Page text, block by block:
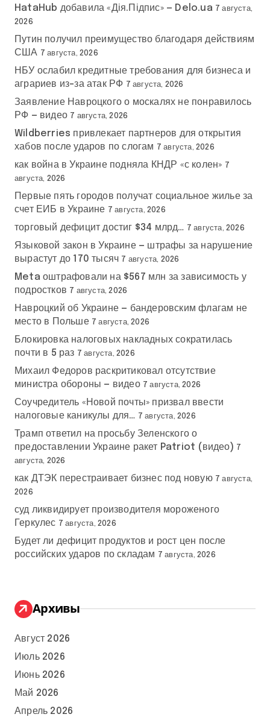
HataHub добавила «Дія.Підпис» — Delo.ua 7 августа,
2026
Путин получил преимущество благодаря действиям
США 7 августа, 2026
НБУ ослабил кредитные требования для бизнеса и
аграриев из-за атак РФ 7 августа, 2026
Заявление Навроцкого о москалях не понравилось
РФ — видео 7 августа, 2026
Wildberries привлекает партнеров для открытия
хабов после ударов по слогам 7 августа, 2026
как война в Украине подняла КНДР «с колен» 7
августа, 2026
Первые пять городов получат социальное жилье за
счет ЕИБ в Украине 7 августа, 2026
торговый дефицит достиг $34 млрд… 7 августа, 2026
Языковой закон в Украине — штрафы за нарушение
вырастут до 170 тысяч 7 августа, 2026
Meta оштрафовали на $567 млн за зависимость у
подростков 7 августа, 2026
Навроцкий об Украине — бандеровским флагам не
место в Польше 7 августа, 2026
Блокировка налоговых накладных сократилась
почти в 5 раз 7 августа, 2026
Михаил Федоров раскритиковал отсутствие
министра обороны — видео 7 августа, 2026
Соучредитель «Новой почты» призвал ввести
налоговые каникулы для… 7 августа, 2026
Трамп ответил на просьбу Зеленского о
предоставлении Украине ракет Patriot (видео) 7
августа, 2026
как ДТЭК перестраивает бизнес под новую 7 августа,
2026
суд ликвидирует производителя мороженого
Геркулес 7 августа, 2026
Будет ли дефицит продуктов и рост цен после
российских ударов по складам 7 августа, 2026
Архивы
Август 2026
Июль 2026
Июнь 2026
Май 2026
Апрель 2026